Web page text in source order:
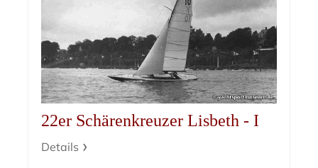
22er Schärenkreuzer Lisbeth - I
Details